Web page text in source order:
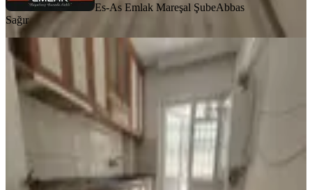
Es-As Emlak Mareşal ŞubeAbbas
Sağır
Sincan Mareşalda 3+1 Balkonlu
Fırsat Daire
Sincan, Maraşal Çakmak Mahallesi
3+1·105 m² Bahçe katı·30.07.2026
2.085.000 ₺